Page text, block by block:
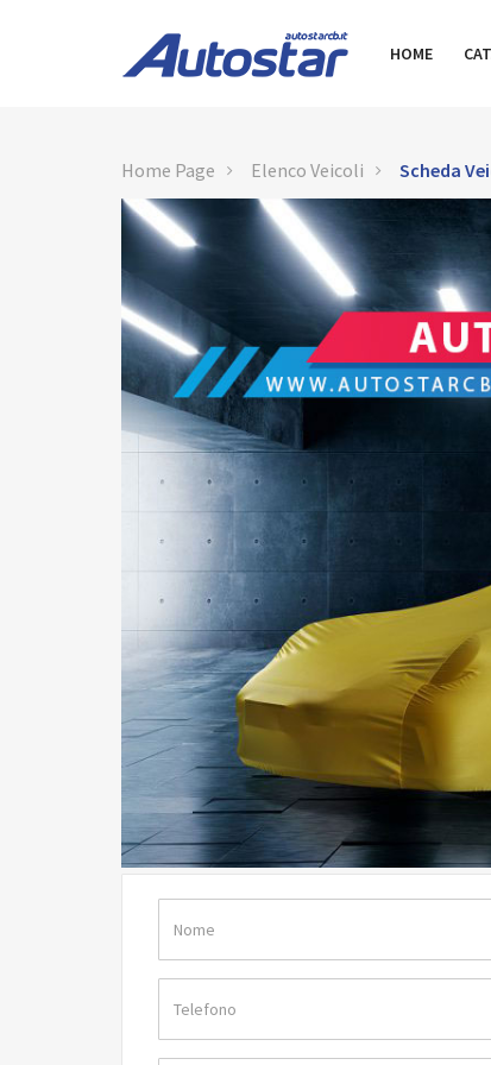
HOME
Home Page Elenco Veicoli Scheda